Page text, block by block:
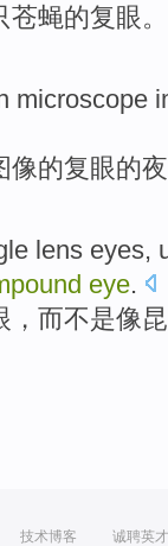
苍蝇的复眼。
microscope
像的复眼的夜
lens eyes,
eye.
， 而不是像
技术博客 诚聘英才